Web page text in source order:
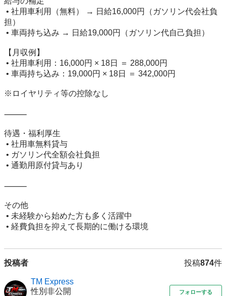
担）
【月収例】
※ロイヤリティ等の控除なし
⸻
待遇・福利厚生
⸻
その他
• 経費負担を抑えて長期的に働ける環境
投稿者 投稿874件
TM Express
性別非公開
フォローする